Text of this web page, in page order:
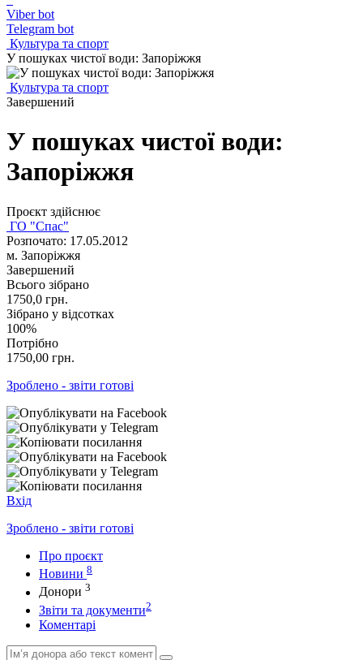
Viber bot
Telegram bot
Культура та спорт
У пошуках чистої води: Запоріжжя
Культура та спорт
Завершений
У пошуках чистої води:
Запоріжжя
Проєкт здійснює
ГО "Спас"
Розпочато: 17.05.2012
м. Запоріжжя
Завершений
Всього зібрано
1750,0 грн.
Зібрано у відсотках
100%
Потрібно
1750,00 грн.
Зроблено - звіти готові
Вхід
Зроблено - звіти готові
Про проєкт
Новини 8
Донори 3
Звіти та документи2
Коментарі